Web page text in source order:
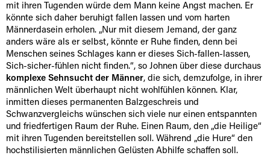
mit ihren Tugenden würde dem Mann keine Angst machen. Er
könnte sich daher beruhigt fallen lassen und vom harten
Männerdasein erholen. „Nur mit diesem Jemand, der ganz
anders wäre als er selbst, könnte er Ruhe finden, denn bei
Menschen seines Schlages kann er dieses Sich-fallen-lassen,
Sich-sicher-fühlen nicht finden.“, so Johnen über diese durchaus
komplexe Sehnsucht der Männer, die sich, demzufolge, in ihrer
männlichen Welt überhaupt nicht wohlfühlen können. Klar,
inmitten dieses permanenten Balzgeschreis und
Schwanzvergleichs wünschen sich viele nur einen entspannten
und friedfertigen Raum der Ruhe. Einen Raum, den „die Heilige“
mit ihren Tugenden bereitstellen soll. Während „die Hure“ den
hochstilisierten männlichen Gelüsten Abhilfe schaffen soll.